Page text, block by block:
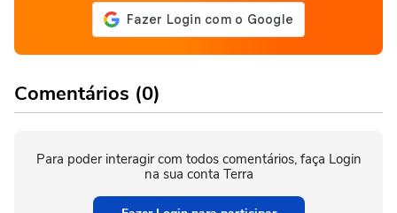
Comentários (0)
Para poder interagir com todos comentários, faça Login
na sua conta Terra